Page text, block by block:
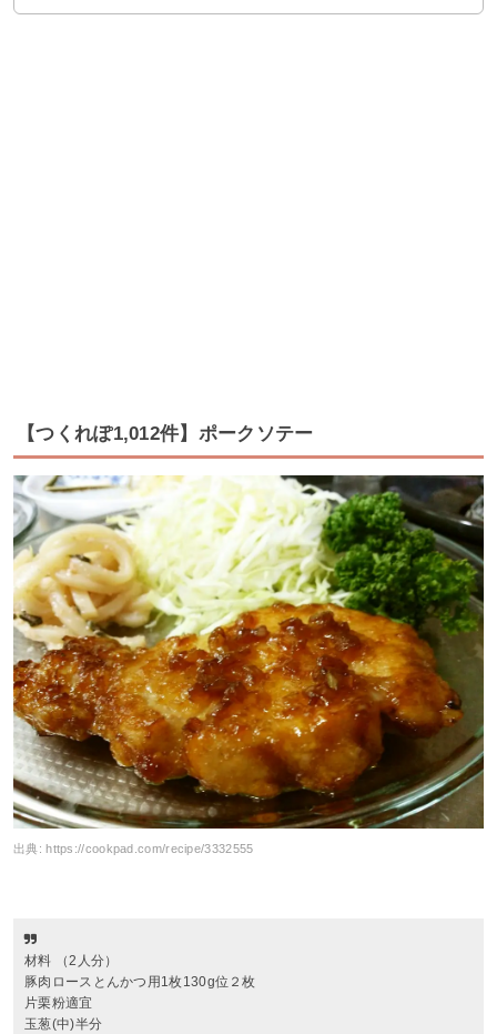
【つくれぽ1,012件】ポークソテー
出典:https://cookpad.com/recipe/3332555
材料 （2人分）
豚肉ロースとんかつ用1枚130g位２枚
片栗粉適宜
玉葱(中)半分